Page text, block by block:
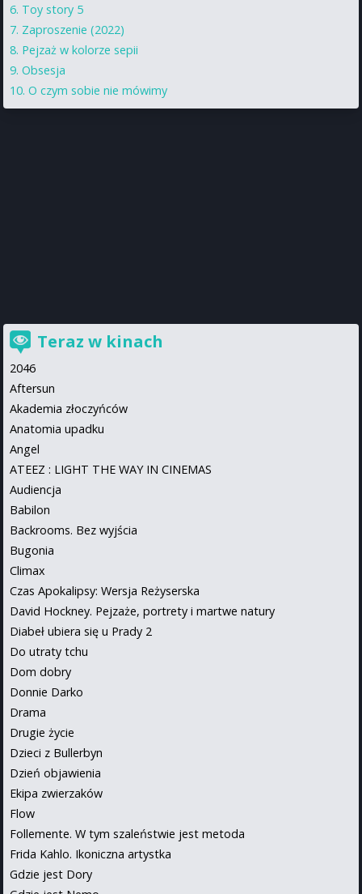
Toy story 5
Zaproszenie (2022)
Pejzaż w kolorze sepii
Obsesja
O czym sobie nie mówimy
Teraz w kinach
2046
Aftersun
Akademia złoczyńców
Anatomia upadku
Angel
ATEEZ : LIGHT THE WAY IN CINEMAS
Audiencja
Babilon
Backrooms. Bez wyjścia
Bugonia
Climax
Czas Apokalipsy: Wersja Reżyserska
David Hockney. Pejzaże, portrety i martwe natury
Diabeł ubiera się u Prady 2
Do utraty tchu
Dom dobry
Donnie Darko
Drama
Drugie życie
Dzieci z Bullerbyn
Dzień objawienia
Ekipa zwierzaków
Flow
Follemente. W tym szaleństwie jest metoda
Frida Kahlo. Ikoniczna artystka
Gdzie jest Dory